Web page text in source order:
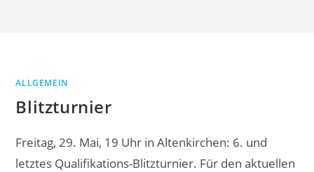
ALLGEMEIN
Blitzturnier
Freitag, 29. Mai, 19 Uhr in Altenkirchen: 6. und
letztes Qualifikations-Blitzturnier. Für den aktuellen